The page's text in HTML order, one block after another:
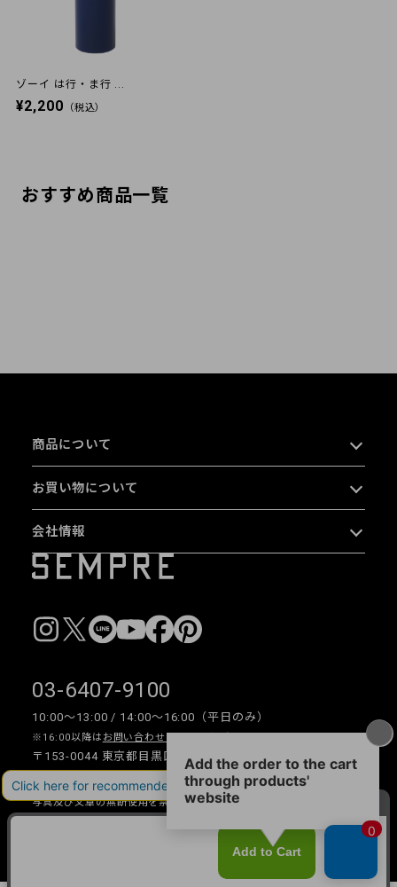
ゾーイ は行・ま行 ...
¥2,200 （税込）
おすすめ商品一覧
商品について
お買い物について
会社情報
03-6407-9100
10:00〜13:00 / 14:00〜16:00（平日のみ）
※16:00以降は お問い合わせフォーム
〒153-0044 東京都目黒区大橋 2-16-26 1F・2F
写真及び文章の無断使用を禁じます。
Copyright © 2026 SEMPRE DESIGN CO., LTD.All right reserved.